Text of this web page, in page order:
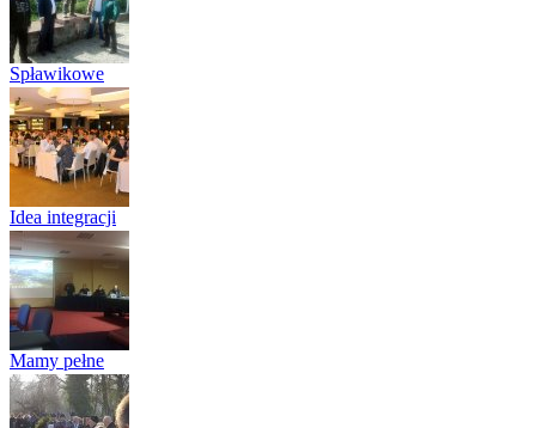
Spławikowe
zawody
wędkars... (5)
Idea integracji
międzywyd...
(13)
Mamy pełne
poparcie dla
d... (8)